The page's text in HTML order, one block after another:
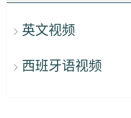
英文视频
西班牙语视频